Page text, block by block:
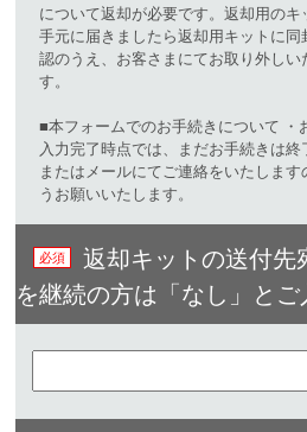
について返却が必要です。返却用の
手元に届きましたら返却用キットに
認のうえ、お客さまにてお取り外しい
す。​
■本フォームでのお手続きについて ・
入力完了時点では、まだお手続きは
またはメールにてご連絡をいたします
うお願いいたします。​
返却キットの送付
を継続の方は「なし」とご